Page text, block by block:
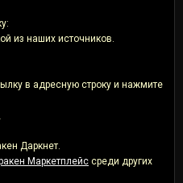
из наших источников.
в адресную строку и нажмите
Даркнет.
Маркетплейс среди других